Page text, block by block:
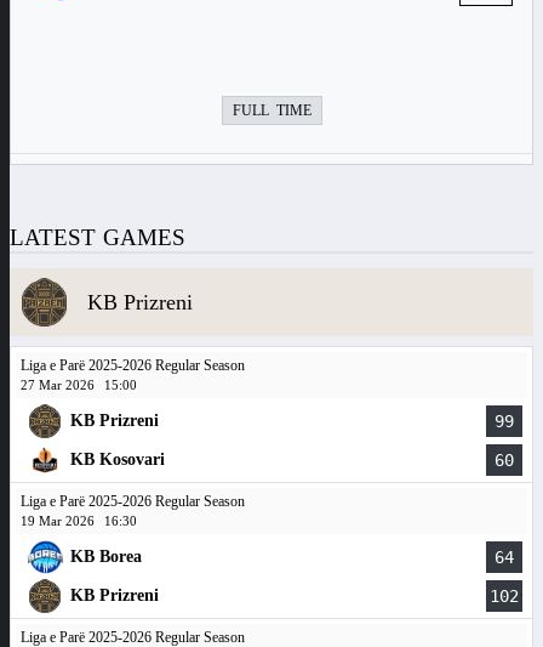
FULL TIME
LATEST GAMES
KB Prizreni
Liga e Parë 2025-2026 Regular Season
27 Mar 2026 15:00
KB Prizreni 99
KB Kosovari 60
Liga e Parë 2025-2026 Regular Season
19 Mar 2026 16:30
KB Borea 64
KB Prizreni 102
Liga e Parë 2025-2026 Regular Season